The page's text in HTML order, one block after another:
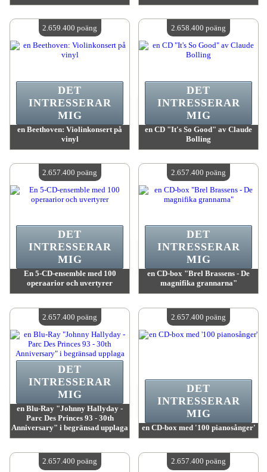
Antal tillgängliga:4
Antal tillgängliga:4
en Beethoven: Violinkonsert på
vinyl
Antal tillgängliga:4
DET
INTRESSERAR
MIG
2.659.400 poäng
en CD "It's So Good" av Claude
Bolling
Antal tillgängliga:4
DET
INTRESSERAR
MIG
2.658.400 poäng
En 5-CD-ensemble med 100
operaarior och uvertyrer
Antal tillgängliga:4
DET
INTRESSERAR
MIG
2.657.400 poäng
en CD-box "Brel Brassens - De
magnifika grannarna"
Antal tillgängliga:4
DET
INTRESSERAR
MIG
2.657.400 poäng
en Blu-Ray "Johnny Hallyday -
Parc Des Princes 93 - 30th
Anniversary" i begränsad upplaga
Antal tillgängliga:4
DET
INTRESSERAR
MIG
2.657.400 poäng
en CD-box med '100 pianosånger'
Antal tillgängliga:4
DET
INTRESSERAR
MIG
2.657.400 poäng
2.657.400 poäng 2.657.400 poäng